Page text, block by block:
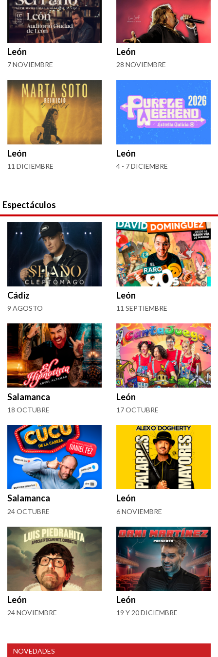
León
7 NOVIEMBRE
León
28 NOVIEMBRE
León
11 DICIEMBRE
León
4 - 7 DICIEMBRE
Espectáculos
Cádiz
9 AGOSTO
León
11 SEPTIEMBRE
Salamanca
18 OCTUBRE
León
17 OCTUBRE
Salamanca
24 OCTUBRE
León
6 NOVIEMBRE
León
24 NOVIEMBRE
León
19 Y 20 DICIEMBRE
NOVEDADES